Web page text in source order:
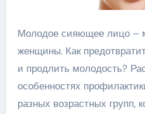
Молодое сияющее лицо –
женщины. Как
и продлить молодость?
особенностях
разных возрастных групп,